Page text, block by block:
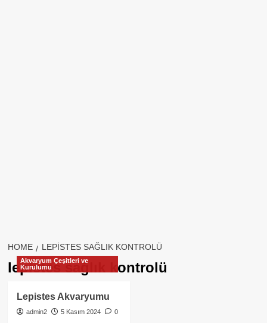
HOME LEPISTES SAĞLIK KONTROLÜ
lepistes sağlık kontrolü
Akvaryum Çeşitleri ve
Kurulumu
Lepistes Akvaryumu
admin2 5 Kasım 2024 0